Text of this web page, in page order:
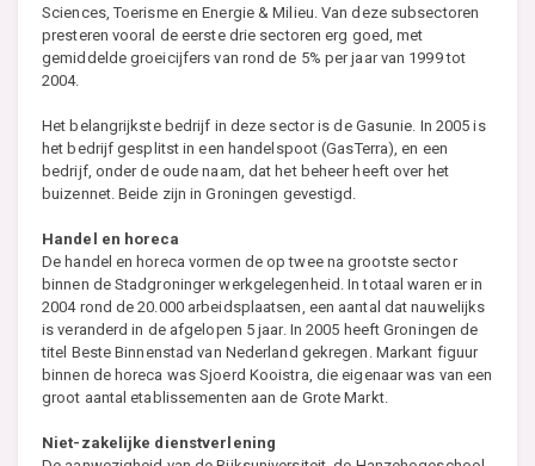
Sciences, Toerisme en Energie & Milieu. Van deze subsectoren
presteren vooral de eerste drie sectoren erg goed, met
gemiddelde groeicijfers van rond de 5% per jaar van 1999 tot
2004.
Het belangrijkste bedrijf in deze sector is de Gasunie. In 2005 is
het bedrijf gesplitst in een handelspoot (GasTerra), en een
bedrijf, onder de oude naam, dat het beheer heeft over het
buizennet. Beide zijn in Groningen gevestigd.
Handel en horeca
De handel en horeca vormen de op twee na grootste sector
binnen de Stadgroninger werkgelegenheid. In totaal waren er in
2004 rond de 20.000 arbeidsplaatsen, een aantal dat nauwelijks
is veranderd in de afgelopen 5 jaar. In 2005 heeft Groningen de
titel Beste Binnenstad van Nederland gekregen. Markant figuur
binnen de horeca was Sjoerd Kooistra, die eigenaar was van een
groot aantal etablissementen aan de Grote Markt.
Niet-zakelijke dienstverlening